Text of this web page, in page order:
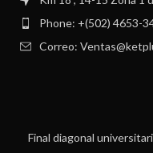
Phone: +(502) 4653-
Correo:
Final diagonal